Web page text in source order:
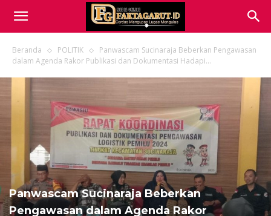
Beranda POLITIK
Panwascam Sucinaraja Beberkan Pengawasan
dalam Agenda Rakor Publikasi dan Dokumentasi Hadapi...
Panwascam Sucinaraja Beberkan
Pengawasan dalam Agenda Rakor